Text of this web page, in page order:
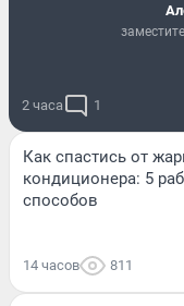
2 часа 1
Как спастись от
кондиционера: 5
способов
14 часов 811